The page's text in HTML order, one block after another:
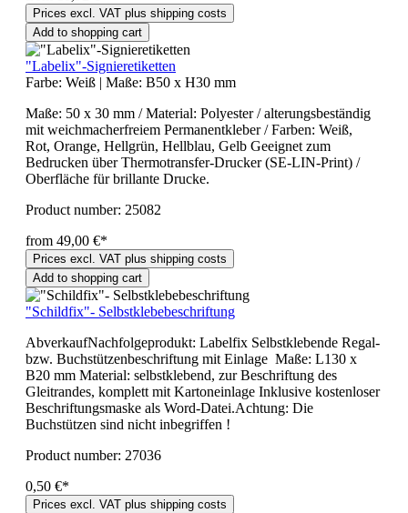
Prices excl. VAT plus shipping costs
Add to shopping cart
"Labelix"-Signieretiketten
Farbe: Weiß | Maße: B50 x H30 mm
Maße: 50 x 30 mm / Material: Polyester / alterungsbeständig
mit weichmacherfreiem Permanentkleber / Farben: Weiß,
Rot, Orange, Hellgrün, Hellblau, Gelb Geeignet zum
Bedrucken über Thermotransfer-Drucker (SE-LIN-Print) /
Oberfläche für brillante Drucke.
Product number: 25082
from 49,00 €*
Prices excl. VAT plus shipping costs
Add to shopping cart
"Schildfix"- Selbstklebebeschriftung
AbverkaufNachfolgeprodukt: Labelfix Selbstklebende Regal-
bzw. Buchstützenbeschriftung mit Einlage Maße: L130 x
B20 mm Material: selbstklebend, zur Beschriftung des
Gleitrandes, komplett mit Kartoneinlage Inklusive kostenloser
Beschriftungsmaske als Word-Datei.Achtung: Die
Buchstützen sind nicht inbegriffen !
Product number: 27036
0,50 €*
Prices excl. VAT plus shipping costs